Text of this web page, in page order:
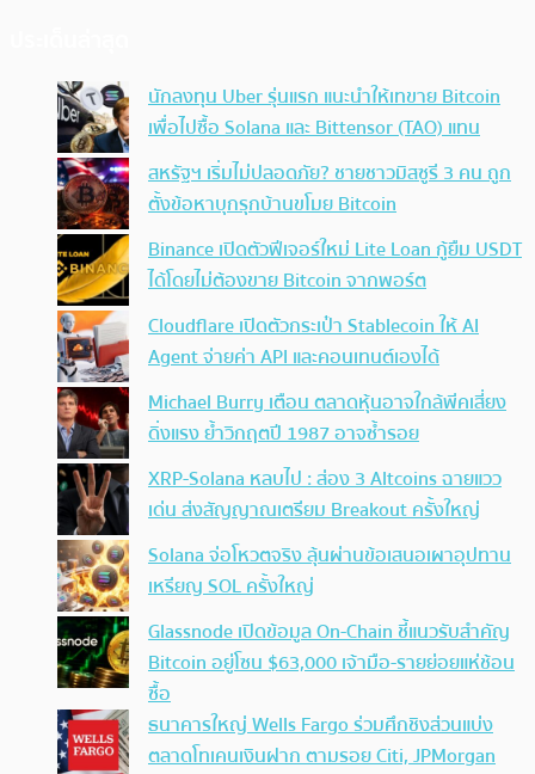
นักลงทุน Uber รุ่นแรก แนะนำให้เทขาย Bitcoin
เพื่อไปซื้อ Solana และ Bittensor (TAO) แทน
สหรัฐฯ เริ่มไม่ปลอดภัย? ชายชาวมิสซูรี 3 คน ถูก
ตั้งข้อหาบุกรุกบ้านขโมย Bitcoin
Binance เปิดตัวฟีเจอร์ใหม่ Lite Loan กู้ยืม USDT
ได้โดยไม่ต้องขาย Bitcoin จากพอร์ต
Cloudflare เปิดตัวกระเป๋า Stablecoin ให้ AI
Agent จ่ายค่า API และคอนเทนต์เองได้
Michael Burry เตือน ตลาดหุ้นอาจใกล้พีคเสี่ยง
ดิ่งแรง ย้ำวิกฤตปี 1987 อาจซ้ำรอย
XRP-Solana หลบไป : ส่อง 3 Altcoins ฉายแวว
เด่น ส่งสัญญาณเตรียม Breakout ครั้งใหญ่
Solana จ่อโหวตจริง ลุ้นผ่านข้อเสนอเผาอุปทาน
เหรียญ SOL ครั้งใหญ่
Glassnode เปิดข้อมูล On-Chain ชี้แนวรับสำคัญ
Bitcoin อยู่โซน $63,000 เจ้ามือ-รายย่อยแห่ช้อน
ซื้อ
ธนาคารใหญ่ Wells Fargo ร่วมศึกชิงส่วนแบ่ง
ตลาดโทเคนเงินฝาก ตามรอย Citi, JPMorgan